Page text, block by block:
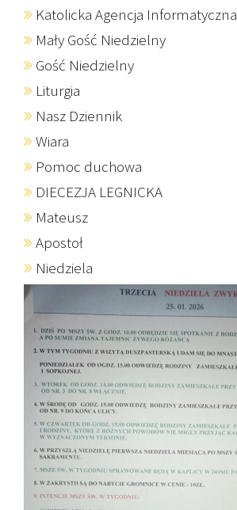
Katolicka Agencja Informatyczna
Mały Gość Niedzielny
Gość Niedzielny
Liturgia
Nasz Dziennik
Wiara
Pomoc duchowa
DIECEZJA LEGNICKA
Mateusz
Apostoł
Niedziela